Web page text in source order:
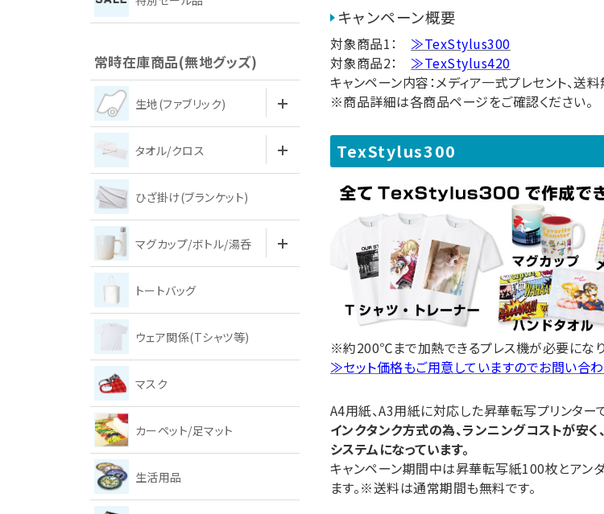
キャンペーン概要
対象商品1： ≫TexStylus300
対象商品2： ≫TexStylus420
キャンペーン内容：メディア一式プレセント、送
※商品詳細は各商品ページをご確認ください。
TexStylus300
※約200℃まで加熱できるプレス機が必要になり
≫セット価格もご用意していますのでお問い合わ
A4用紙、A3用紙に対応した昇華転写プリンターで
インクタンク方式の為、ランニングコストが安く
システムになっています。
キャンペーン期間中は昇華転写紙100枚とアン
ます。※送料は通常期間も無料です。
常時在庫商品(無地グッズ)
生地(ファブリック)
タオル/クロス
ひざ掛け(ブランケット)
マグカップ/ボトル/湯呑
トートバッグ
ウェア関係(Tシャツ等)
マスク
カーペット/足マット
生活用品